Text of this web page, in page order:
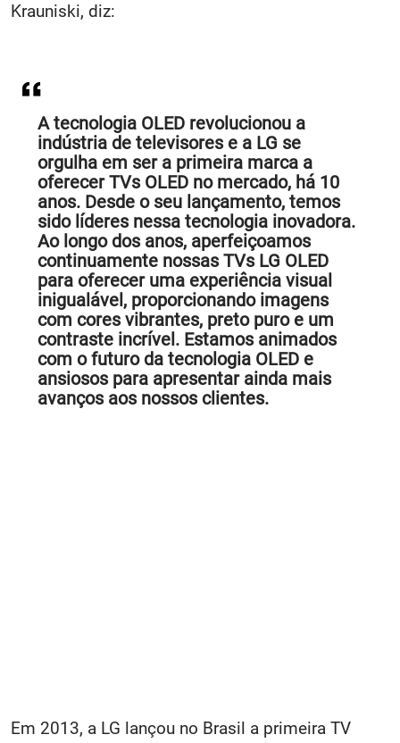
Krauniski, diz:
A tecnologia OLED revolucionou a
indústria de televisores e a LG se
orgulha em ser a primeira marca a
oferecer TVs OLED no mercado, há 10
anos. Desde o seu lançamento, temos
sido líderes nessa tecnologia inovadora.
Ao longo dos anos, aperfeiçoamos
continuamente nossas TVs LG OLED
para oferecer uma experiência visual
inigualável, proporcionando imagens
com cores vibrantes, preto puro e um
contraste incrível. Estamos animados
com o futuro da tecnologia OLED e
ansiosos para apresentar ainda mais
avanços aos nossos clientes.
Em 2013, a LG lançou no Brasil a primeira TV